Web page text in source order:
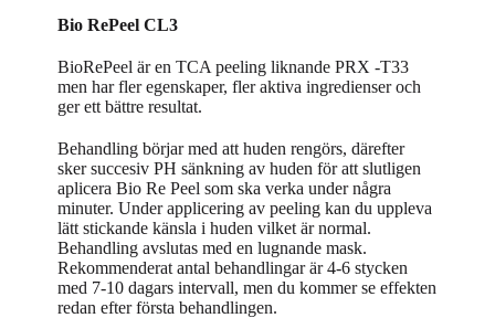
Bio RePeel CL3
BioRePeel är en TCA peeling liknande PRX -T33
men har fler egenskaper, fler aktiva ingredienser och
ger ett bättre resultat.
Behandling börjar med att huden rengörs, därefter
sker succesiv PH sänkning av huden för att slutligen
aplicera Bio Re Peel som ska verka under några
minuter. Under applicering av peeling kan du uppleva
lätt stickande känsla i huden vilket är normal.
Behandling avslutas med en lugnande mask.
Rekommenderat antal behandlingar är 4-6 stycken
med 7-10 dagars intervall, men du kommer se effekten
redan efter första behandlingen.